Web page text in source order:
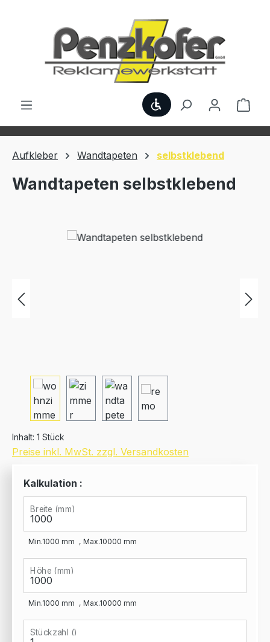
Werkzeugleiste
Aufkleber Wandtapeten selbstklebend
Wandtapeten selbstklebend
Bildergalerie überspringen
Inhalt: 1 Stück
Preise inkl. MwSt. zzgl. Versandkosten
Kalkulation :
Breite (mm)
Min.1000 mm Max.10000 mm
Höhe (mm)
Min.1000 mm Max.10000 mm
Stückzahl ()